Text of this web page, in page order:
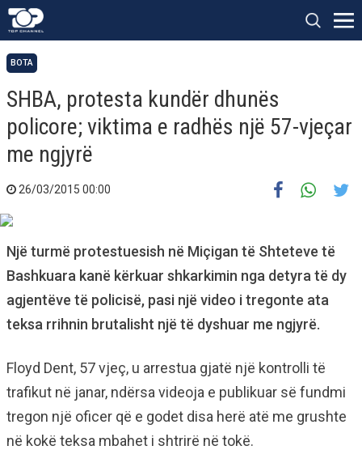
BOTA
SHBA, protesta kundër dhunës
policore; viktima e radhës një 57-vjeçar
me ngjyrë
26/03/2015 00:00
Një turmë protestuesish në Miçigan të Shteteve të
Bashkuara kanë kërkuar shkarkimin nga detyra të dy
agjentëve të policisë, pasi një video i tregonte ata
teksa rrihnin brutalisht një të dyshuar me ngjyrë.
Floyd Dent, 57 vjeç, u arrestua gjatë një kontrolli të
trafikut në janar, ndërsa videoja e publikuar së fundmi
tregon një oficer që e godet disa herë atë me grushte
në kokë teksa mbahet i shtrirë në tokë.